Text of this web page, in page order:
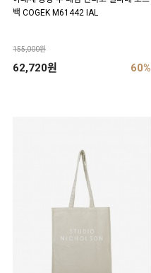
백 COGEK M61442 IAL
155,000원
62,720원 60%